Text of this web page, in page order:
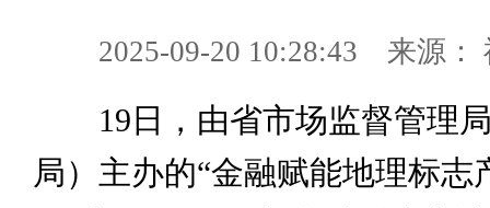
2025-09-20 10:28:43 来源：
19日，由省市场监督管理局
局）主办的“金融赋能地理标志